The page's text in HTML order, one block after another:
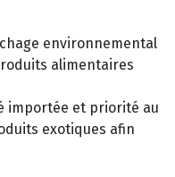
environnemental
alimentaires
importée et priorité au
exotiques afin